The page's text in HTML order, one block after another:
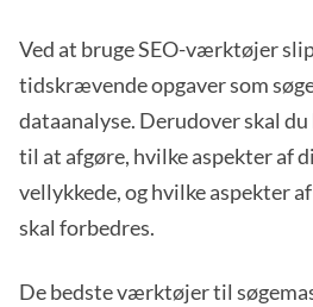
Ved at bruge SEO-værktøjer
tidskrævende opgaver som
dataanalyse. Derudover skal
til at afgøre, hvilke aspekter af
vellykkede, og hvilke aspekter
skal forbedres.
De bedste værktøjer til